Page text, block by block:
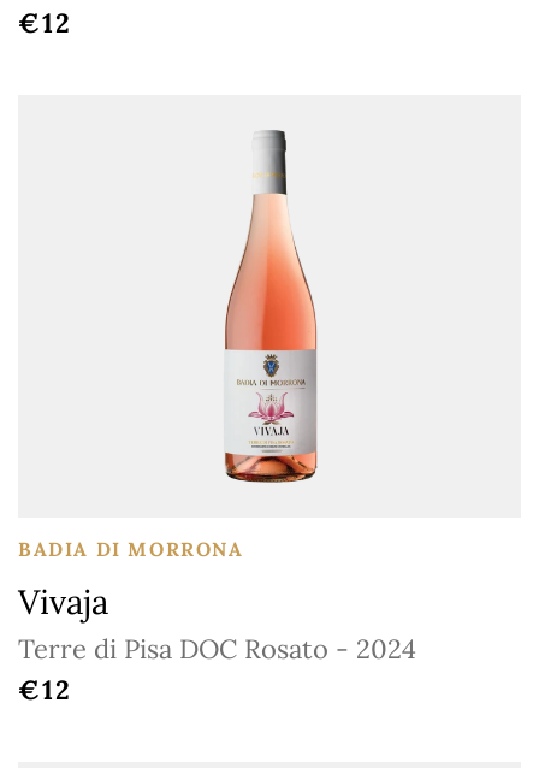
REGULAR PRICE
€12
BADIA DI MORRONA
Vivaja
Terre di Pisa DOC Rosato - 2024
REGULAR PRICE
€12